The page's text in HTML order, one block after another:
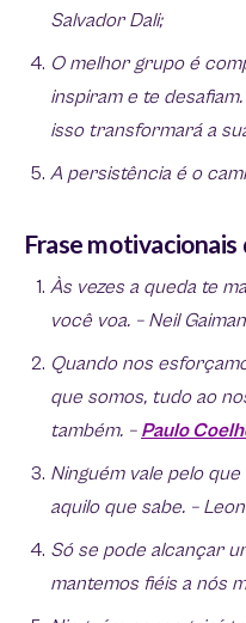
Salvador Dali;
O melhor grupo é
inspiram e te
isso transformará a
A persistência é o
Frase
Às vezes a queda te
você voa. – Neil
Quando nos
que somos, tudo ao
também. – Paulo
Ninguém vale pelo
aquilo que sabe. –
Só se pode alcançar
mantemos fiéis a nós